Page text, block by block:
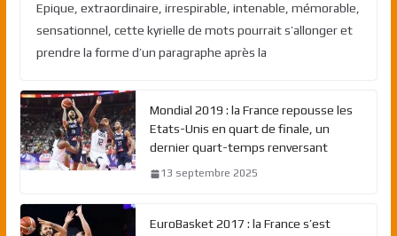
Epique, extraordinaire, irrespirable, intenable, mémorable,
sensationnel, cette kyrielle de mots pourrait s’allonger et
prendre la forme d’un paragraphe après la
Mondial 2019 : la France repousse les
Etats-Unis en quart de finale, un
dernier quart-temps renversant
13 septembre 2025
EuroBasket 2017 : la France s’est